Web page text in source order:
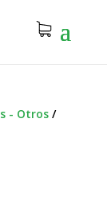
- Otros/